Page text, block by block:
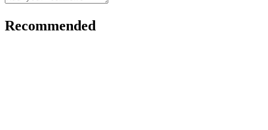
Recommended